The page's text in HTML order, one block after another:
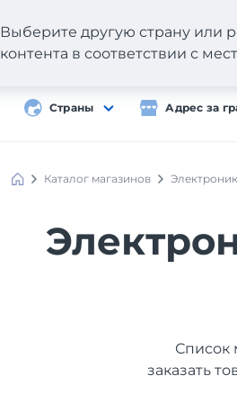
Страны Адрес за
Выберите другую страну или
контента в соответствии с
Meest
Каталог магазинов
Список
заказать